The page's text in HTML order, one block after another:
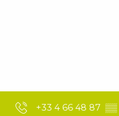
+33 4 66 48 87 ▒▒